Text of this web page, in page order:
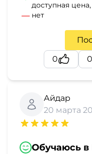
доступная
нет
0
0
Айдар
20 марта
Обучаюсь в